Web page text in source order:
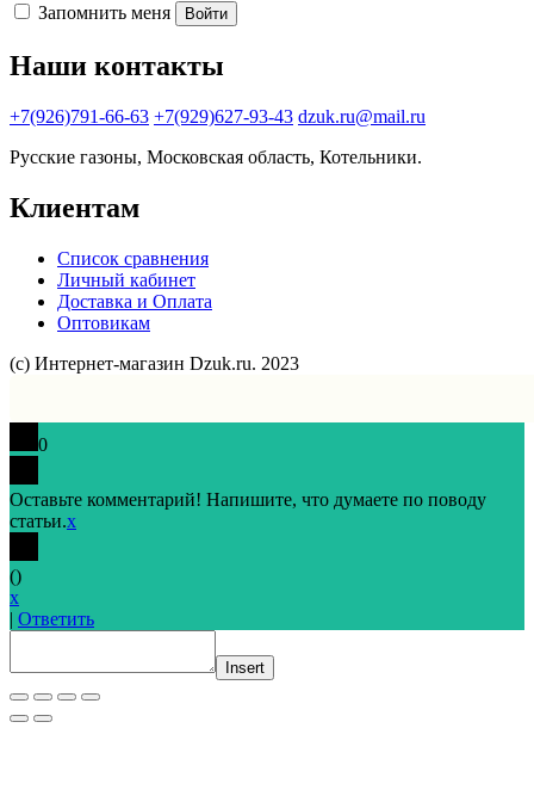
Запомнить меня Войти
Наши контакты
+7(926)791-66-63 +7(929)627-93-43 dzuk.ru@mail.ru
Русские газоны, Московская область, Котельники.
Клиентам
Список сравнения
Личный кабинет
Доставка и Оплата
Оптовикам
(с) Интернет-магазин Dzuk.ru. 2023
0
Оставьте комментарий! Напишите, что думаете по поводу
статьи.x
()
x
| Ответить
Insert